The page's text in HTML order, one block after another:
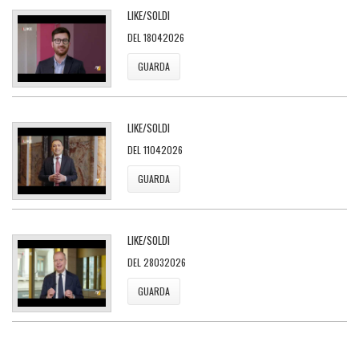
LIKE/SOLDI
DEL 18042026
GUARDA
LIKE/SOLDI
DEL 11042026
GUARDA
LIKE/SOLDI
DEL 28032026
GUARDA